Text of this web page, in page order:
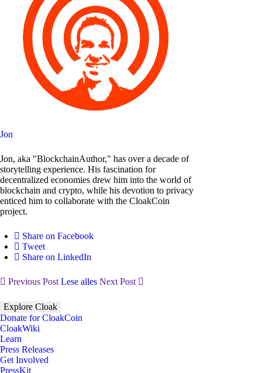
Jon
Jon, aka "BlockchainAuthor," has over a decade of
storytelling experience. His fascination for
decentralized economies drew him into the world of
blockchain and crypto, while his devotion to privacy
enticed him to collaborate with the CloakCoin
project.
Share on Facebook
Tweet
Share on LinkedIn
Previous Post Lese alles Next Post
Explore Cloak
Donate for CloakCoin
CloakWiki
Learn
Press Releases
Get Involved
PressKit